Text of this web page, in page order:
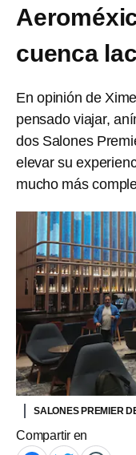
cuenca
En opinión de
pensado viajar,
dos Salones
elevar su
mucho más
SALONES PREMIER
Compartir en